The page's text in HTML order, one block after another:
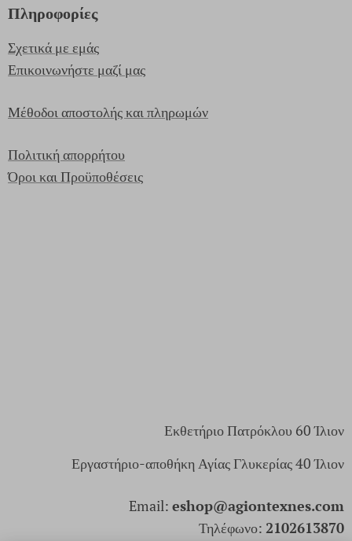
Πληροφορίες
Σχετικά με εμάς
Επικοινωνήστε μαζί μας
Μέθοδοι αποστολής και πληρωμών
Πολιτική απορρήτου
Όροι και Προϋποθέσεις
Εκθετήριο Πατρόκλου 60 Ίλιον
Εργαστήριο-αποθήκη Αγίας Γλυκερίας 40 Ίλιον
Email: eshop@agiontexnes.com
Τηλέφωνο: 2102613870